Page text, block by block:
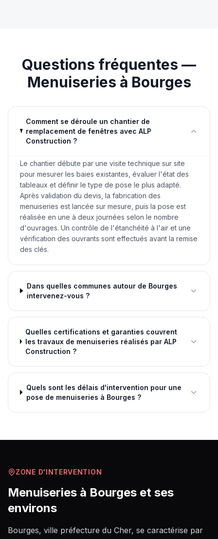
Questions fréquentes —
Menuiseries à Bourges
Comment se déroule un chantier de
remplacement de fenêtres avec ALP
Construction ?
Le chantier débute par une visite technique sur site
pour mesurer les baies existantes, évaluer l'état des
tableaux et définir le type de pose le plus adapté.
Après validation du devis, la fabrication des
menuiseries est lancée sur mesure, puis la pose est
réalisée en une à deux journées selon le nombre
d'ouvrages. Un contrôle de l'étanchéité à l'air et une
vérification des ouvrants sont effectués avant la remise
des clés.
Dans quelles communes autour de Bourges
intervenez-vous ?
Quelles certifications et garanties couvrent
les travaux de menuiseries réalisés par ALP
Construction ?
Quels sont les délais d'intervention pour une
pose de menuiseries à Bourges ?
ZONE D'INTERVENTION
Menuiseries à Bourges et ses
environs
Bourges, ville préfecture du Cher, se caractérise par